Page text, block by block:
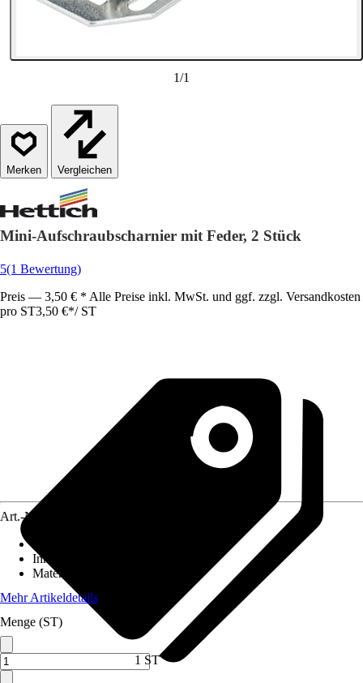
1/1
Vergleichen
Mini-Aufschraubscharnier mit Feder, 2 Stück
5(1 Bewertung)
Preis — 3,50 € * Alle Preise inkl. MwSt. und ggf. zzgl. Versandkosten
pro ST3,50 €*/ ST
Art.-Nr.
Inhalt
Material
Mehr Artikeldetails
Menge (ST)
1 ST